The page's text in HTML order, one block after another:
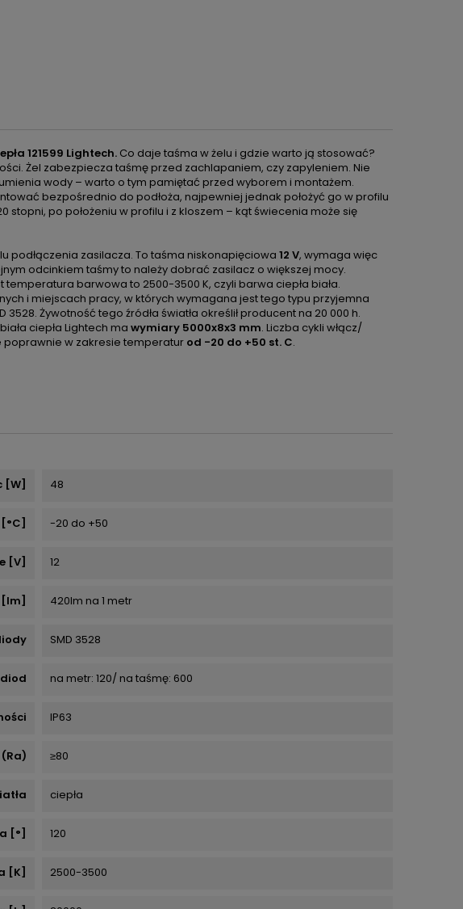
121599 Lightech. Co daje taśma w żelu i gdzie warto ją stosować?
Żel zabezpiecza taśmę przed zachlapaniem, czy zapyleniem. Nie
wody – warto o tym pamiętać przed wyborem i montażem.
bezpośrednio do podłoża, najpewniej jednak położyć go w profilu
stopni, po położeniu w profilu i z kloszem – kąt świecenia może się
podłączenia zasilacza. To taśma niskonapięciowa 12 V, wymaga więc
odcinkiem taśmy to należy dobrać zasilacz o większej mocy.
temperatura barwowa to 2500-3500 K, czyli barwa ciepła biała.
i miejscach pracy, w których wymagana jest tego typu przyjemna
3528. Żywotność tego źródła światła określił producent na 20 000 h.
ciepła Lightech ma wymiary 5000x8x3 mm. Liczba cykli włącz/
poprawnie w zakresie temperatur od -20 do +50 st. C.
[W] 48
-20 do +50
[V] 12
420lm na 1 metr
SMD 3528
na metr: 120/ na taśmę: 600
IP63
≥80
ciepła
[°] 120
[K] 2500-3500